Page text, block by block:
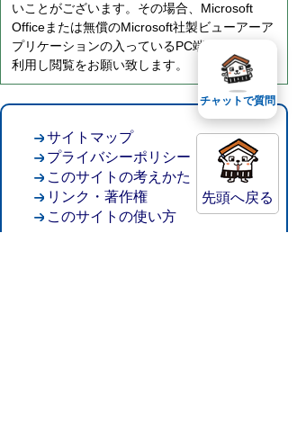
いことがございます。その場合、Microsoft
Officeまたは無償のMicrosoft社製ビューアーア
プリケーションの入っているPC端末などをご
利用し閲覧をお願い致します。
先頭へ戻る
サイトマップ
プライバシーポリシー
このサイトの考えかた
リンク・著作権
このサイトの使い方
チャットで質問